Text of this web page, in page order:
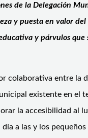
de la Delegación
y puesta en valor
y párvulos que
colaborativa entre la
existente en el
la accesibilidad al
a las y los